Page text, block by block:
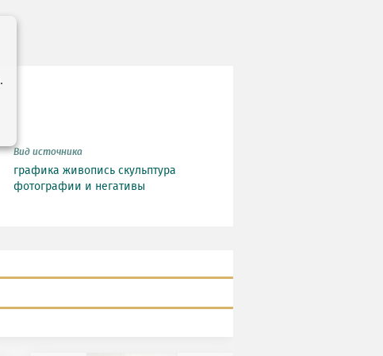
Вид источника
графика живопись скульптура
фотографии и негативы